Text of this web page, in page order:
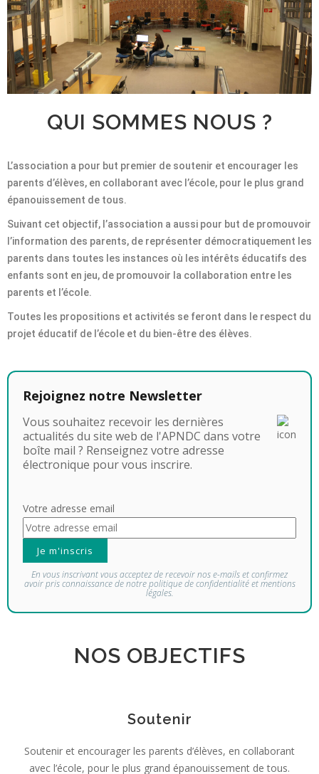
QUI SOMMES NOUS ?
L’association a pour but premier de soutenir et encourager les
parents d’élèves, en collaborant avec l’école, pour le plus grand
épanouissement de tous.
Suivant cet objectif, l’association a aussi pour but de promouvoir
l’information des parents, de représenter démocratiquement les
parents dans toutes les instances où les intérêts éducatifs des
enfants sont en jeu, de promouvoir la collaboration entre les
parents et l’école.
Toutes les propositions et activités se feront dans le respect du
projet éducatif de l’école et du bien-être des élèves.
Rejoignez notre Newsletter
Vous souhaitez recevoir les dernières
actualités du site web de l'APNDC dans votre
boîte mail ? Renseignez votre adresse
électronique pour vous inscrire.
Votre adresse email
En vous inscrivant vous acceptez de recevoir nos e-mails et confirmez
avoir pris connaissance de notre politique de confidentialité et mentions
légales.
NOS OBJECTIFS
Soutenir
Soutenir et encourager les parents d’élèves, en collaborant
avec l’école, pour le plus grand épanouissement de tous.